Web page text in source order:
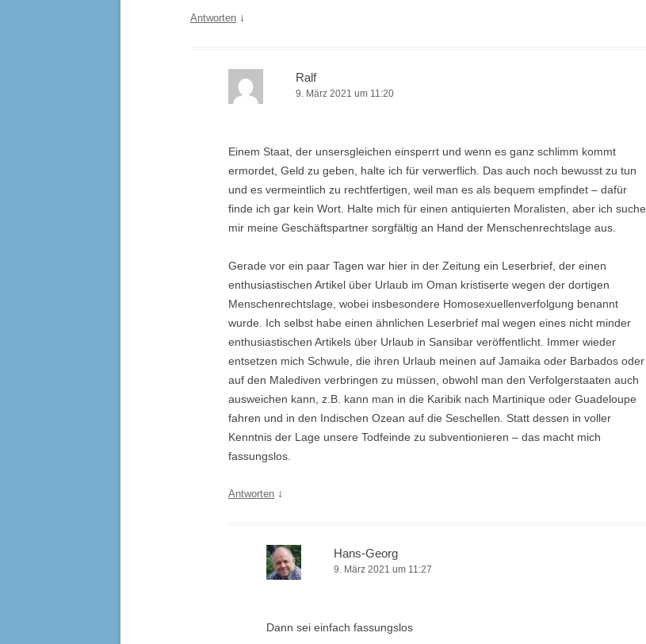
Antworten ↓
Ralf
9. März 2021 um 11:20
Einem Staat, der unsersgleichen einsperrt und wenn es ganz schlimm kommt
ermordet, Geld zu geben, halte ich für verwerflich. Das auch noch bewusst zu tun
und es vermeintlich zu rechtfertigen, weil man es als bequem empfindet – dafür
finde ich gar kein Wort. Halte mich für einen antiquierten Moralisten, aber ich suche
mir meine Geschäftspartner sorgfältig an Hand der Menschenrechtslage aus.
Gerade vor ein paar Tagen war hier in der Zeitung ein Leserbrief, der einen
enthusiastischen Artikel über Urlaub im Oman kristiserte wegen der dortigen
Menschenrechtslage, wobei insbesondere Homosexuellenverfolgung benannt
wurde. Ich selbst habe einen ähnlichen Leserbrief mal wegen eines nicht minder
enthusiastischen Artikels über Urlaub in Sansibar veröffentlicht. Immer wieder
entsetzen mich Schwule, die ihren Urlaub meinen auf Jamaika oder Barbados oder
auf den Malediven verbringen zu müssen, obwohl man den Verfolgerstaaten auch
ausweichen kann, z.B. kann man in die Karibik nach Martinique oder Guadeloupe
fahren und in den Indischen Ozean auf die Seschellen. Statt dessen in voller
Kenntnis der Lage unsere Todfeinde zu subventionieren – das macht mich
fassungslos.
Antworten ↓
Hans-Georg
9. März 2021 um 11:27
Dann sei einfach fassungslos